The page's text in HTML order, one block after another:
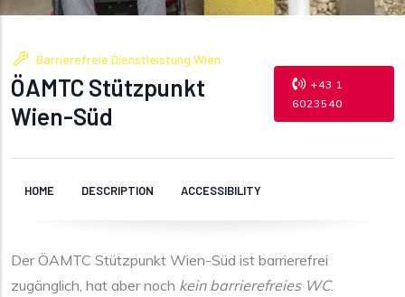
Barrierefreie Dienstleistung Wien
ÖAMTC Stützpunkt
Wien-Süd
+43 1
6023540
HOME DESCRIPTION ACCESSIBILITY
Der ÖAMTC Stützpunkt Wien-Süd ist barrierefrei
zugänglich, hat aber noch kein barrierefreies WC.